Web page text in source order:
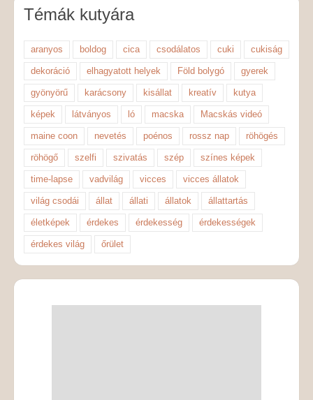
Témák kutyára
aranyos boldog cica csodálatos cuki cukiság
dekoráció elhagyatott helyek Föld bolygó gyerek
gyönyörű karácsony kisállat kreatív kutya
képek látványos ló macska Macskás videó
maine coon nevetés poénos rossz nap röhögés
röhögő szelfi szivatás szép színes képek
time-lapse vadvilág vicces vicces állatok
világ csodái állat állati állatok állattartás
életképek érdekes érdekesség érdekességek
érdekes világ őrület